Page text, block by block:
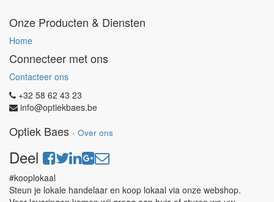
Onze Producten & Diensten
Home
Connecteer met ons
Contacteer ons
+32 58 62 43 23
info@optiekbaes.be
Optiek Baes - Over ons
Deel
#kooplokaal
Steun je lokale handelaar en koop lokaal via onze webshop.